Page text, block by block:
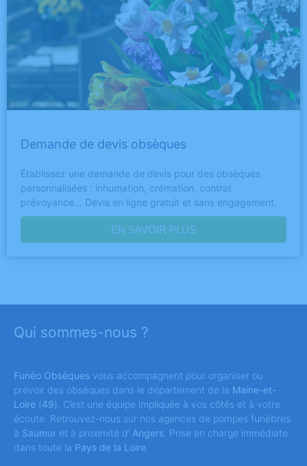
Demande de devis obsèques
Établissez une demande de devis pour des obsèques
personnalisées : inhumation, crémation, contrat
prévoyance… Devis en ligne gratuit et sans engagement.
EN SAVOIR PLUS
Qui sommes-nous ?
Funéo Obsèques vous accompagnent pour organiser ou
prévoir des obsèques dans le département de la Maine-et-
Loire (49). C’est une équipe impliquée à vos côtés et à votre
écoute. Retrouvez-nous sur nos agences de pompes funèbres
à Saumur et à proximité d’ Angers . Prise en charge immédiate
dans toute la Pays de la Loire